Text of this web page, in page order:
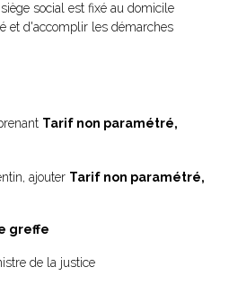
social est fixé au domicile
et d'accomplir les démarches
Tarif non paramétré,
ajouter Tarif non paramétré,
greffe
de la justice